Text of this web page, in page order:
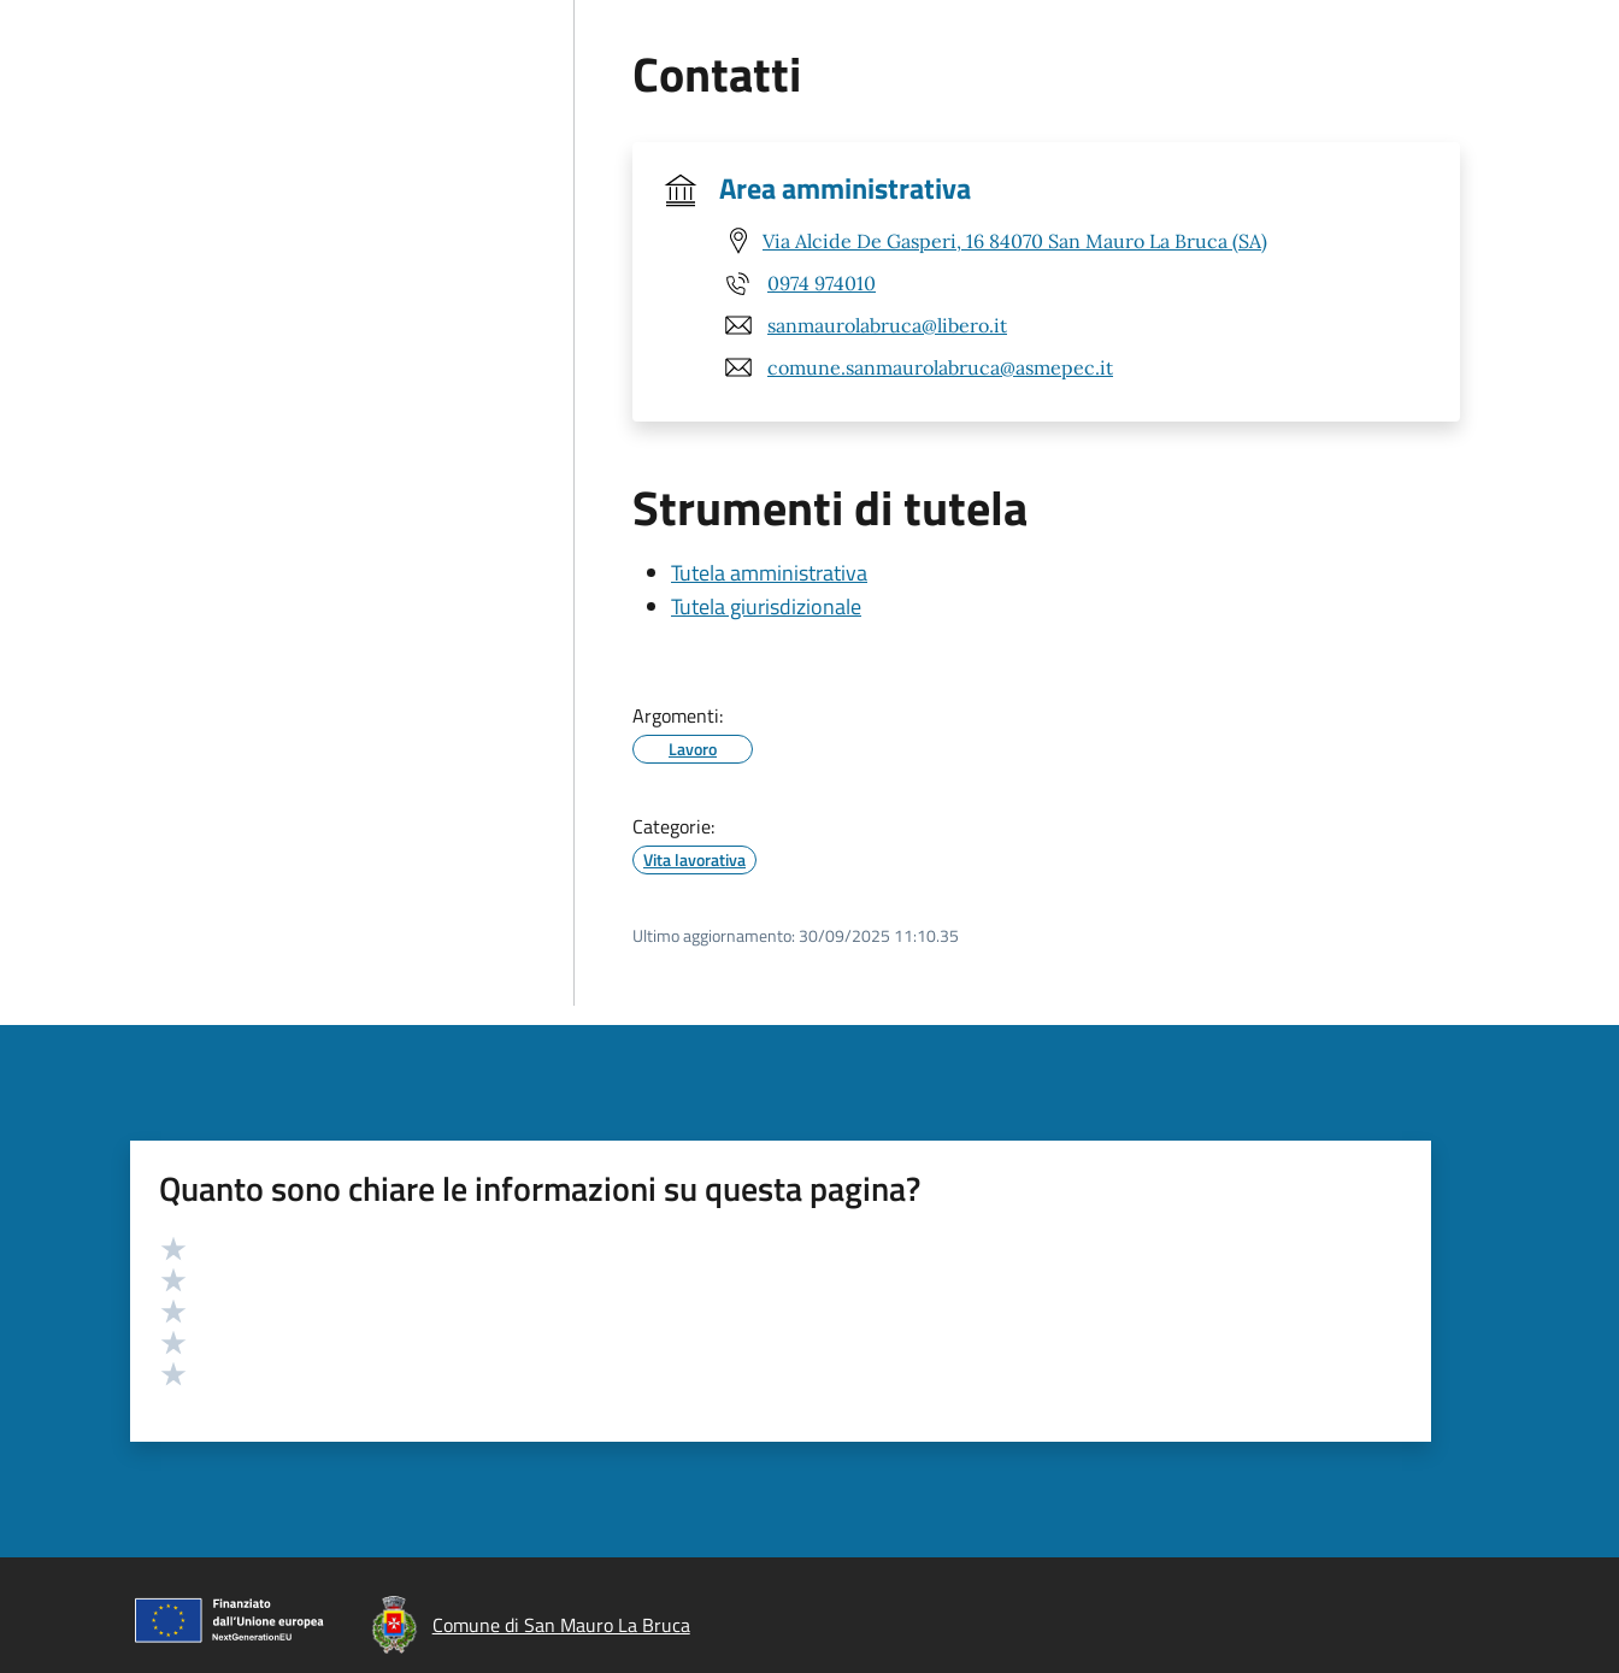
Contatti
Area amministrativa
Via Alcide De Gasperi, 16 84070 San Mauro La Bruca (SA)
0974 974010
sanmaurolabruca@libero.it
comune.sanmaurolabruca@asmepec.it
Strumenti di tutela
Tutela amministrativa
Tutela giurisdizionale
Argomenti:
Lavoro
Categorie:
Vita lavorativa
Ultimo aggiornamento: 30/09/2025 11:10.35
Quanto sono chiare le informazioni su questa pagina?
Valutazione
Comune di San Mauro La Bruca